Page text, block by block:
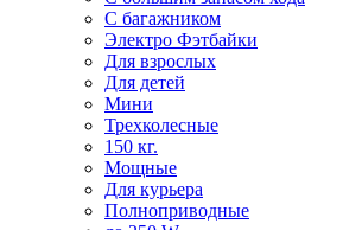
С багажником
Электро Фэтбайки
Для взрослых
Для детей
Мини
Трехколесные
150 кг.
Мощные
Для курьера
Полноприводные